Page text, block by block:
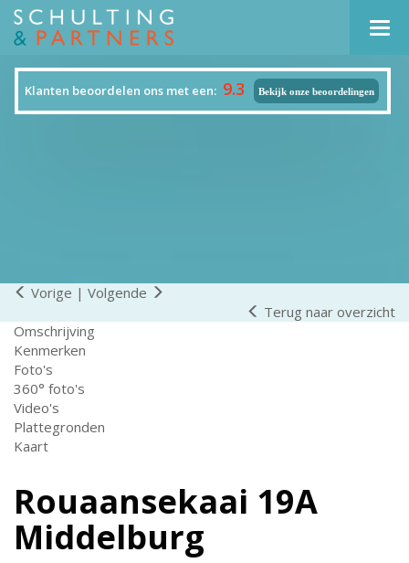
Klanten beoordelen ons met een: 9.3 Bekijk onze beoordelingen
Vorige | Volgende
Terug naar overzicht
Omschrijving
Kenmerken
Foto's
360° foto's
Video's
Plattegronden
Kaart
Rouaansekaai 19A
Middelburg